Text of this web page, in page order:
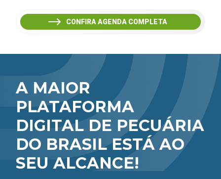
CONFIRA AGENDA COMPLETA
A MAIOR
PLATAFORMA
DIGITAL DE PECUÁRIA
DO BRASIL ESTÁ AO
SEU ALCANCE!